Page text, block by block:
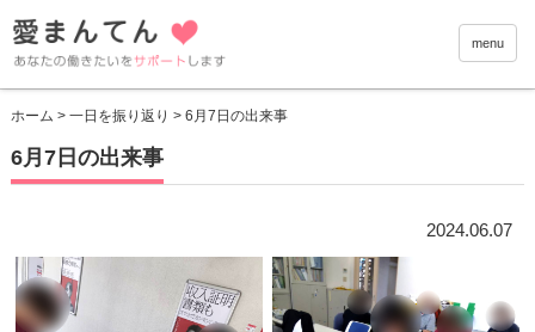
愛まん
menu
ホーム > 一日を振り返り > 6月7日の出来事
6月7日の出来事
2024.06.07